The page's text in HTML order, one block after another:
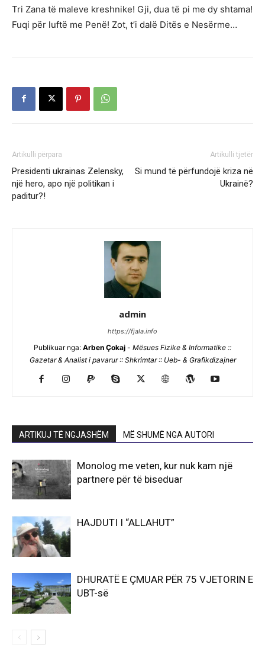
Tri Zana të maleve kreshnike! Gji, dua të pi me dy shtama!
Fuqi për luftë me Penë! Zot, t’i dalë Ditës e Nesërme…
Artikulli përpara
Presidenti ukrainas Zelensky,
një hero, apo një politikan i
paditur?!
Artikulli tjetër
Si mund të përfundojë kriza në
Ukrainë?
admin
https://fjala.info
Publikuar nga: Arben Çokaj - Mësues Fizike & Informatike ::
Gazetar & Analist i pavarur :: Shkrimtar :: Ueb- & Grafikdizajner
ARTIKUJ TË NGJASHËM MË SHUMË NGA AUTORI
Monolog me veten, kur nuk kam një
partnere për të biseduar
HAJDUTI I “ALLAHUT”
DHURATË E ÇMUAR PËR 75 VJETORIN E
UBT-së